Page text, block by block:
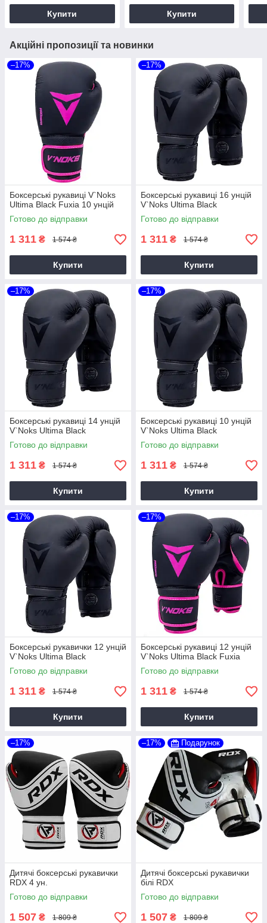
Купити Купити
Акційні пропозиції та новинки
–17%
Боксерські рукавиці V`Noks
Ultima Black Fuxia 10 унцій
Готово до відправки
1 311 ₴ 1 574 ₴
Купити
–17%
Боксерські рукавиці 16 унцій
V`Noks Ultima Black
Готово до відправки
1 311 ₴ 1 574 ₴
Купити
–17%
Боксерські рукавиці 14 унцій
V`Noks Ultima Black
Готово до відправки
1 311 ₴ 1 574 ₴
Купити
–17%
Боксерські рукавиці 10 унцій
V`Noks Ultima Black
Готово до відправки
1 311 ₴ 1 574 ₴
Купити
–17%
Боксерські рукавички 12 унцій
V`Noks Ultima Black
Готово до відправки
1 311 ₴ 1 574 ₴
Купити
–17%
Боксерські рукавиці 12 унцій
V`Noks Ultima Black Fuxia
Готово до відправки
1 311 ₴ 1 574 ₴
Купити
–17%
Дитячі боксерські рукавички
RDX 4 ун.
Готово до відправки
1 507 ₴ 1 809 ₴
–17% Подарунок
Дитячі боксерські рукавички
білі RDX
Готово до відправки
1 507 ₴ 1 809 ₴